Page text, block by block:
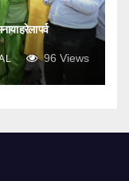
हरेला पर्व
96 Views